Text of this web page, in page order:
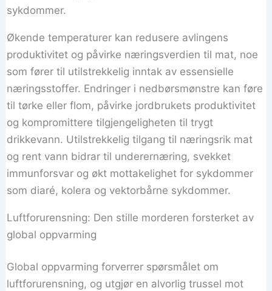
sykdommer.
Økende temperaturer kan redusere avlingens
produktivitet og påvirke næringsverdien til mat, noe
som fører til utilstrekkelig inntak av essensielle
næringsstoffer. Endringer i nedbørsmønstre kan føre
til tørke eller flom, påvirke jordbrukets produktivitet
og kompromittere tilgjengeligheten til trygt
drikkevann. Utilstrekkelig tilgang til næringsrik mat
og rent vann bidrar til underernæring, svekket
immunforsvar og økt mottakelighet for sykdommer
som diaré, kolera og vektorbårne sykdommer.
Luftforurensning: Den stille morderen forsterket av
global oppvarming
Global oppvarming forverrer spørsmålet om
luftforurensning, og utgjør en alvorlig trussel mot